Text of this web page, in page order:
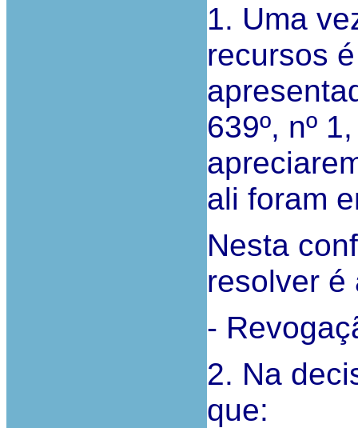
1. Uma
recursos
639º, nº
ali foram
Nesta
resolver é
-
2. Na
que: